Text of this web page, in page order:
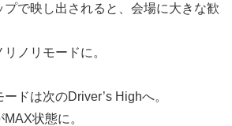
で映し出されると、会場に大きな歓
ノリモードに。
ドは次のDriver’s Highへ。
状態に。